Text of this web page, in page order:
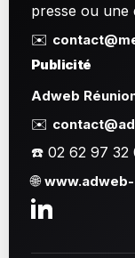
presse ou une
✉️
Publicité
Adweb
✉️
☎️ 02 62 97 32
🌐